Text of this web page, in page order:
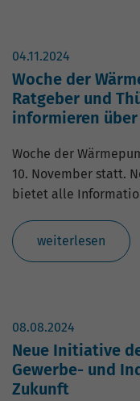
04.11.2024
Woche der
Ratgeber und
informieren über
Woche der
10. November statt.
bietet alle
weiterlesen
08.08.2024
Neue Initiative
Gewerbe- und
Zukunft